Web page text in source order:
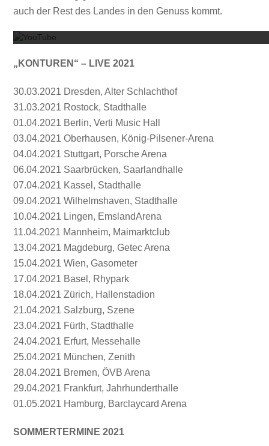
auch der Rest des Landes in den Genuss kommt.
„KONTUREN“ – LIVE 2021
30.03.2021 Dresden, Alter Schlachthof
31.03.2021 Rostock, Stadthalle
01.04.2021 Berlin, Verti Music Hall
03.04.2021 Oberhausen, König-Pilsener-Arena
04.04.2021 Stuttgart, Porsche Arena
06.04.2021 Saarbrücken, Saarlandhalle
07.04.2021 Kassel, Stadthalle
09.04.2021 Wilhelmshaven, Stadthalle
10.04.2021 Lingen, EmslandArena
11.04.2021 Mannheim, Maimarktclub
13.04.2021 Magdeburg, Getec Arena
15.04.2021 Wien, Gasometer
17.04.2021 Basel, Rhypark
18.04.2021 Zürich, Hallenstadion
21.04.2021 Salzburg, Szene
23.04.2021 Fürth, Stadthalle
24.04.2021 Erfurt, Messehalle
25.04.2021 München, Zenith
28.04.2021 Bremen, ÖVB Arena
29.04.2021 Frankfurt, Jahrhunderthalle
01.05.2021 Hamburg, Barclaycard Arena
SOMMERTERMINE 2021